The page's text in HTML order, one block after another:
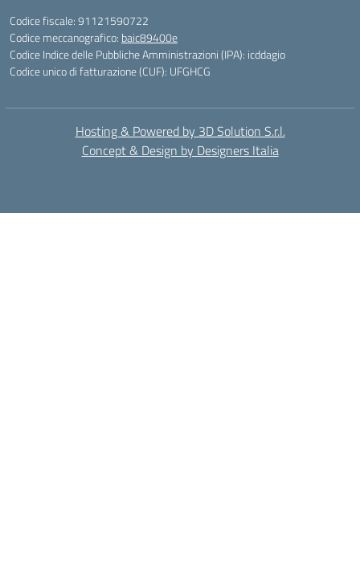
Codice fiscale: 91121590722
Codice meccanografico: baic89400e
Codice Indice delle Pubbliche Amministrazioni (IPA): icddagio
Codice unico di fatturazione (CUF): UFGHCG
Hosting & Powered by 3D Solution S.r.l.
Concept & Design by Designers Italia